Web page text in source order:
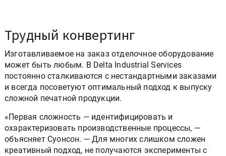
Трудный конвертинг
Изготавливаемое на заказ отделочное оборудование
может быть любым. В Delta Industrial Services
постоянно сталкиваются с нестандартными заказами
и всегда посоветуют оптимальный подход к выпуску
сложной печатной продукции.
«Первая сложность — идентифицировать и
охарактеризовать производственные процессы, —
объясняет Суонсон. — Для многих слишком сложен
креативный подход, не получаются эксперименты с